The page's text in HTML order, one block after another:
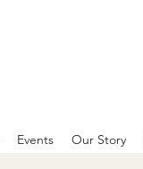
Events Our Story